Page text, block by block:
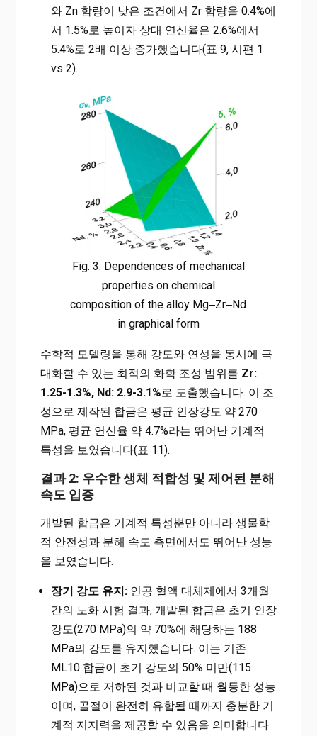
와 Zn 함량이 낮은 조건에서 Zr 함량을 0.4%에
서 1.5%로 높이자 상대 연신율은 2.6%에서
5.4%로 2배 이상 증가했습니다(표 9, 시편 1
vs 2).
Fig. 3. Dependences of mechanical
properties on chemical
composition of the alloy Mg‒Zr‒Nd
in graphical form
수학적 모델링을 통해 강도와 연성을 동시에 극
대화할 수 있는 최적의 화학 조성 범위를 Zr:
1.25-1.3%, Nd: 2.9-3.1% 로 도출했습니다. 이 조
성으로 제작된 합금은 평균 인장강도 약 270
MPa, 평균 연신율 약 4.7%라는 뛰어난 기계적
특성을 보였습니다(표 11).
결과 2: 우수한 생체 적합성 및 제어된 분해
속도 입증
개발된 합금은 기계적 특성뿐만 아니라 생물학
적 안전성과 분해 속도 측면에서도 뛰어난 성능
을 보였습니다.
장기 강도 유지:인공 혈액 대체제에서 3개월
간의 노화 시험 결과, 개발된 합금은 초기 인장
강도(270 MPa)의 약 70%에 해당하는 188
MPa의 강도를 유지했습니다. 이는 기존
ML10 합금이 초기 강도의 50% 미만(115
MPa)으로 저하된 것과 비교할 때 월등한 성능
이며, 골절이 완전히 유합될 때까지 충분한 기
계적 지지력을 제공할 수 있음을 의미합니다